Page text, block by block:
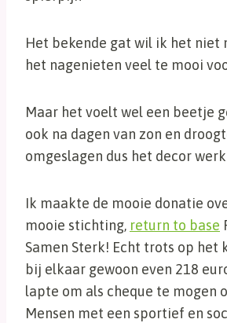
Het bekende gat wil ik het niet
het nagenieten veel te mooi
Maar het voelt wel een beetje
ook na dagen van zon en
omgeslagen dus het decor
Ik maakte de mooie donatie
mooie stichting, return to base
Samen Sterk! Echt trots op het
bij elkaar gewoon even 218
lapte om als cheque te mogen
Mensen met een sportief en